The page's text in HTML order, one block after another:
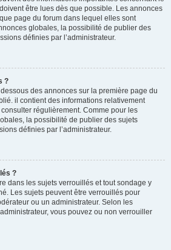
être lues dès que possible. Les annonces
page du forum dans lequel elles sont
globales, la possibilité de publier des
définies par l’administrateur.
?
des annonces sur la première page du
il contient des informations relativement
régulièrement. Comme pour les
la possibilité de publier des sujets
définies par l’administrateur.
?
dans les sujets verrouillés et tout sondage y
Les sujets peuvent être verrouillés pour
ou un administrateur. Selon les
vous pouvez ou non verrouiller